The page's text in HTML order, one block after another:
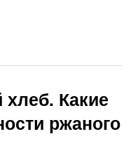
хлеб. Какие
ржаного